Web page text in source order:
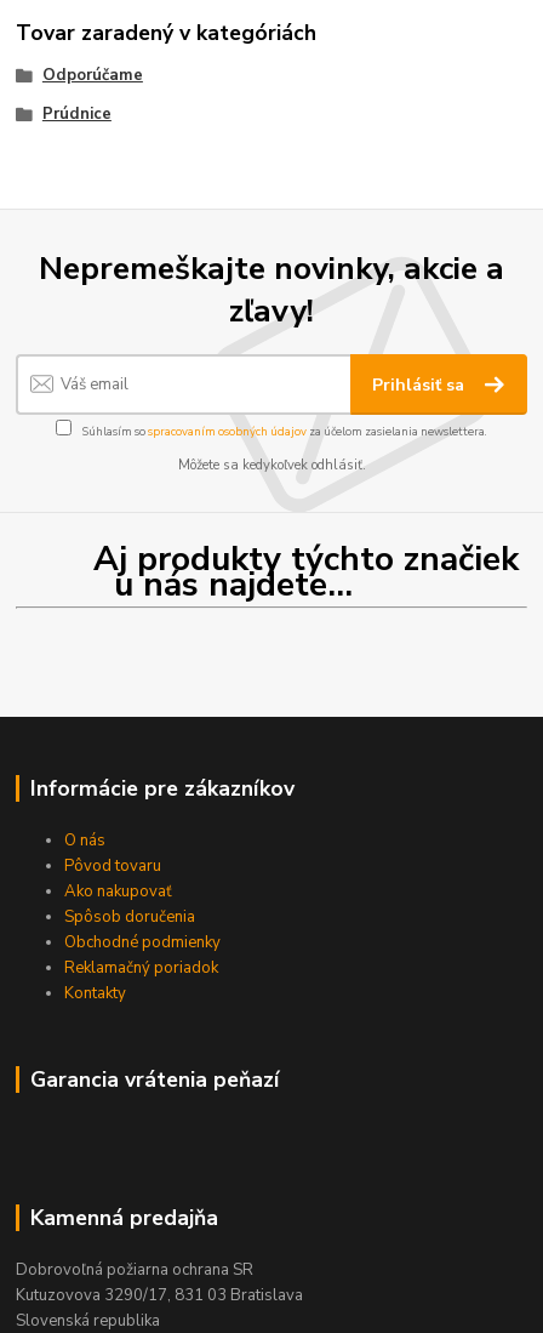
Tovar zaradený v kategóriách
Odporúčame
Prúdnice
Nepremeškajte novinky, akcie a
zľavy!
Prihlásiť sa
Súhlasím sospracovaním osobných údajov za účelom zasielania newslettera.
Môžete sa kedykoľvek odhlásiť.
Aj produkty týchto značiek
u nás najdete...
Informácie pre zákazníkov
O nás
Pôvod tovaru
Ako nakupovať
Spôsob doručenia
Obchodné podmienky
Reklamačný poriadok
Kontakty
Garancia vrátenia peňazí
Kamenná predajňa
Dobrovoľná požiarna ochrana SR
Kutuzovova 3290/17, 831 03 Bratislava
Slovenská republika